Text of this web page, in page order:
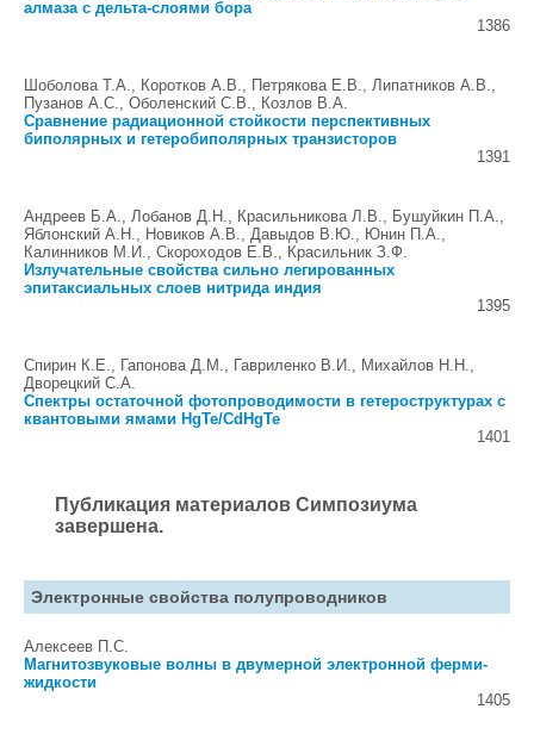
алмаза с дельта-слоями бора
1386
Шоболова Т.А., Коротков А.В., Петрякова Е.В., Липатников А.В.,
Пузанов А.С., Оболенский С.В., Козлов В.А.
Сравнение радиационной стойкости перспективных
биполярных и гетеробиполярных транзисторов
1391
Андреев Б.А., Лобанов Д.Н., Красильникова Л.В., Бушуйкин П.А.,
Яблонский А.Н., Новиков А.В., Давыдов В.Ю., Юнин П.А.,
Калинников М.И., Скороходов Е.В., Красильник З.Ф.
Излучательные свойства сильно легированных
эпитаксиальных слоев нитрида индия
1395
Спирин К.Е., Гапонова Д.М., Гавриленко В.И., Михайлов Н.Н.,
Дворецкий С.А.
Спектры остаточной фотопроводимости в гетероструктурах с
квантовыми ямами HgTe/CdHgTe
1401
Публикация материалов Симпозиума
завершена.
Электронные свойства полупроводников
Алексеев П.С.
Магнитозвуковые волны в двумерной электронной ферми-
жидкости
1405